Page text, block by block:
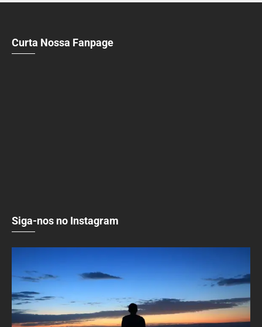
Curta Nossa Fanpage
Siga-nos no Instagram